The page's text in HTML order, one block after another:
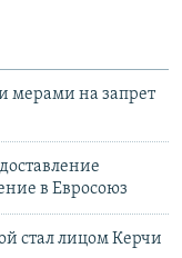
мерами на запрет
в Евросоюз
стал лицом Керчи